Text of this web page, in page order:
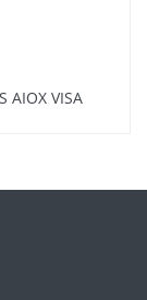
AIOX VISA